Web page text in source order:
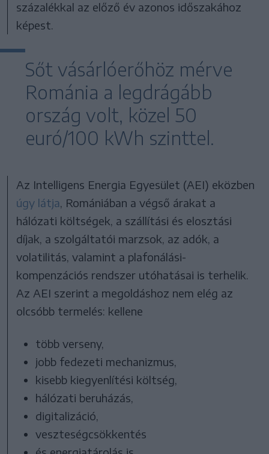
százalékkal az előző év azonos időszakához
képest.
Sőt vásárlóerőhöz mérve
Románia a legdrágább
ország volt, közel 50
euró/100 kWh szinttel.
Az Intelligens Energia Egyesület (AEI) eközben
úgy látja, Romániában a végső árakat a
hálózati költségek, a szállítási és elosztási
díjak, a szolgáltatói marzsok, az adók, a
volatilitás, valamint a plafonálási-
kompenzációs rendszer utóhatásai is terhelik.
Az AEI szerint a megoldáshoz nem elég az
olcsóbb termelés: kellene
több verseny,
jobb fedezeti mechanizmus,
kisebb kiegyenlítési költség,
hálózati beruházás,
digitalizáció,
veszteségcsökkentés